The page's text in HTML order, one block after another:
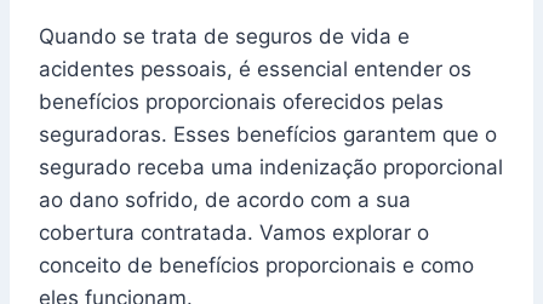
Quando se trata de seguros de vida e
acidentes pessoais, é essencial entender os
benefícios proporcionais oferecidos pelas
seguradoras. Esses benefícios garantem que o
segurado receba uma indenização proporcional
ao dano sofrido, de acordo com a sua
cobertura contratada. Vamos explorar o
conceito de benefícios proporcionais e como
eles funcionam.